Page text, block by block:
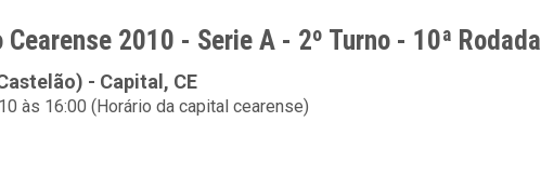
Cearense 2010 - Serie A - 2º Turno - 10ª Rodada
- Capital, CE
às 16:00 (Horário da capital cearense)